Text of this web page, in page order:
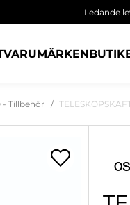
Ledande
VARUMÄRKEN
- Tillbehör